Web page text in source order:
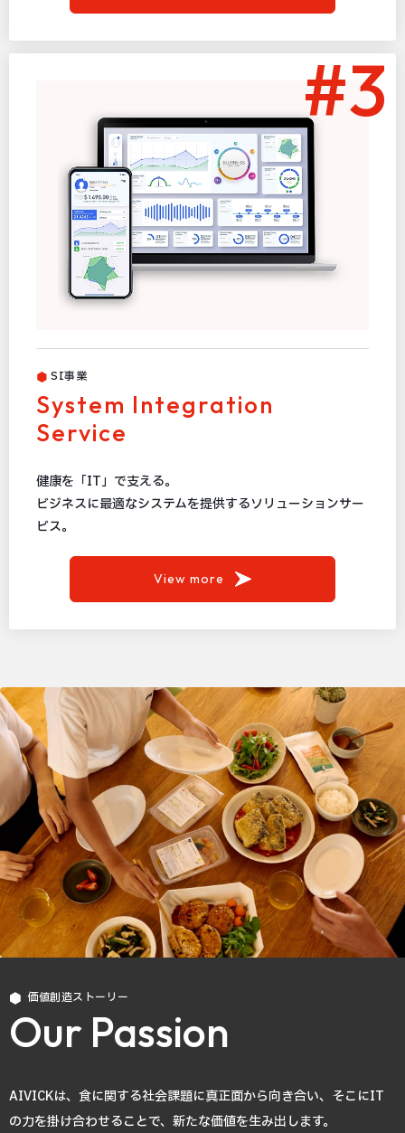
#3
SI事業
System Integration
Service
健康を「IT」で支える。
ビジネスに最適なシステムを提供するソリューションサー
ビス。
View more
価値創造ストーリー
Our Passion
AIVICKは、食に関する社会課題に真正面から向き合い、そこにIT
の力を掛け合わせることで、新たな価値を生み出します。